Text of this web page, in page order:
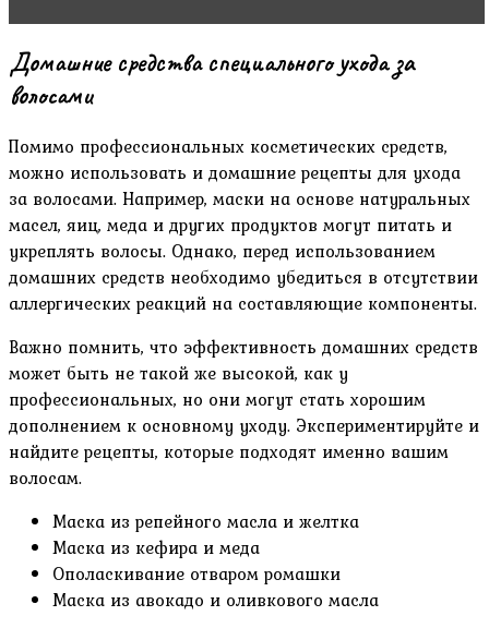
Домашние средства специального ухода за
волосами
Помимо профессиональных косметических средств,
можно использовать и домашние рецепты для ухода
за волосами. Например, маски на основе натуральных
масел, яиц, меда и других продуктов могут питать и
укреплять волосы. Однако, перед использованием
домашних средств необходимо убедиться в отсутствии
аллергических реакций на составляющие компоненты.
Важно помнить, что эффективность домашних средств
может быть не такой же высокой, как у
профессиональных, но они могут стать хорошим
дополнением к основному уходу. Экспериментируйте и
найдите рецепты, которые подходят именно вашим
волосам.
Маска из репейного масла и желтка
Маска из кефира и меда
Ополаскивание отваром ромашки
Маска из авокадо и оливкового масла